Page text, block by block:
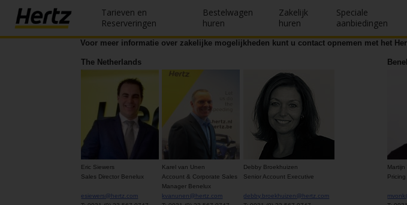
Tarieven en
Reserveringen
Bestelwagen
huren
Zakelijk
huren
Speciale
aanbiedingen
Menu
aanbiedingen
Voor meer informatie over zakelijke mogelijkheden kunt u contact opnemen met het
The Netherlands
Eric Siewers
Sales Director Benelux
esiewers@hertz.com
Karel van Unen
Account & Corporate Sales
Manager Benelux
kvanunen@hertz.com
Debby Broekhuizen
Senior Account Executive
debby.broekhuizen@hertz.com
Martijn